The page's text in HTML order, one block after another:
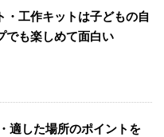
・工作キットは子どもの自
でも楽しめて面白い
適した場所のポイントを